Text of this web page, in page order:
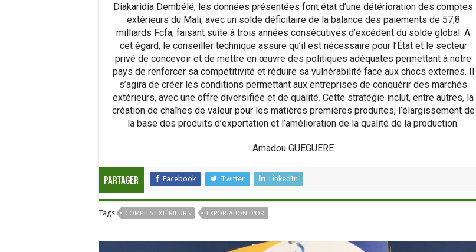
Diakaridia Dembélé, les données présentées font état d’une détérioration des comptes
extérieurs du Mali, avec un solde déficitaire de la balance des paiements de 57,8
milliards Fcfa, faisant suite à trois années consécutives d’excédent du solde global. A
cet égard, le conseiller technique assure qu’il est nécessaire pour l’État et le secteur
privé de concevoir et de mettre en œuvre des politiques adéquates permettant à notre
pays de renforcer sa compétitivité et réduire sa vulnérabilité face aux chocs externes. Il
s’agira de créer les conditions permettant aux entreprises de conquérir des marchés
extérieurs, avec une offre diversifiée et de qualité. Cette stratégie inclut, entre autres, la
création de chaînes de valeur pour les matières premières produites, l’élargissement de
la base des produits d’exportation et l’amélioration de la qualité de la production.
Amadou GUEGUERE
Partager Facebook Twitter LinkedIn
Tags COMPTES EXTÉRIEURS EXPORTATION D'OR